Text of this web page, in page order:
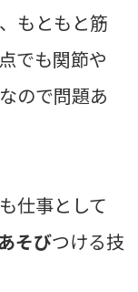
もともと筋
でも関節や
ので問題あ
仕事として
そびつける技